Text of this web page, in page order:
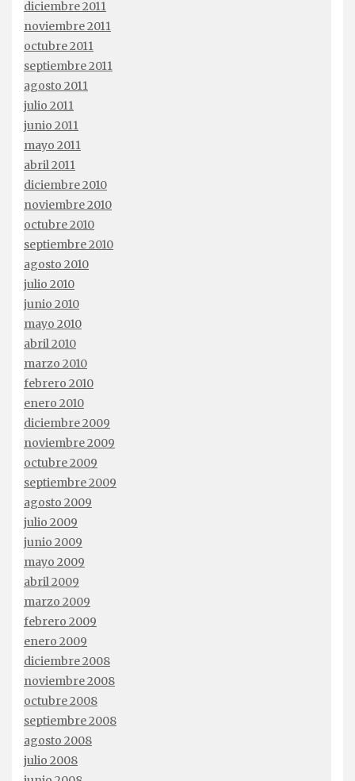
diciembre 2011
noviembre 2011
octubre 2011
septiembre 2011
agosto 2011
julio 2011
junio 2011
mayo 2011
abril 2011
diciembre 2010
noviembre 2010
octubre 2010
septiembre 2010
agosto 2010
julio 2010
junio 2010
mayo 2010
abril 2010
marzo 2010
febrero 2010
enero 2010
diciembre 2009
noviembre 2009
octubre 2009
septiembre 2009
agosto 2009
julio 2009
junio 2009
mayo 2009
abril 2009
marzo 2009
febrero 2009
enero 2009
diciembre 2008
noviembre 2008
octubre 2008
septiembre 2008
agosto 2008
julio 2008